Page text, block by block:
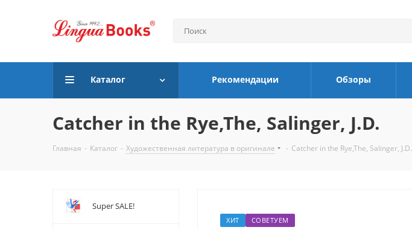
Каталог Рекомендации Обзоры
Catcher in the Rye,The, Salinger, J.D.
Главная - Каталог - Художественная литература в оригинале - Catcher in the Rye,The, Salinger, J.D.
ХИТ СОВЕТУЕМ
Super SALE!